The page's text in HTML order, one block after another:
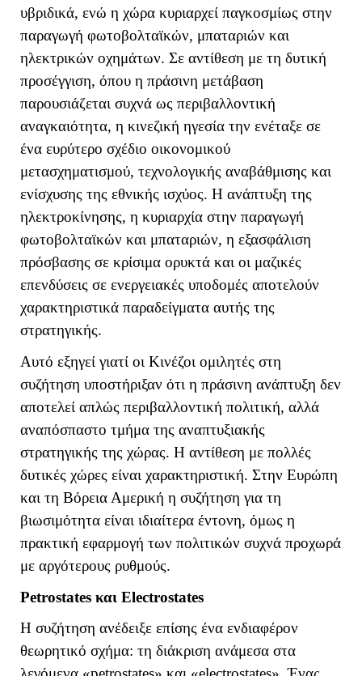
υβριδικά, ενώ η χώρα κυριαρχεί παγκοσμίως στην
παραγωγή φωτοβολταϊκών, μπαταριών και
ηλεκτρικών οχημάτων. Σε αντίθεση με τη δυτική
προσέγγιση, όπου η πράσινη μετάβαση
παρουσιάζεται συχνά ως περιβαλλοντική
αναγκαιότητα, η κινεζική ηγεσία την ενέταξε σε
ένα ευρύτερο σχέδιο οικονομικού
μετασχηματισμού, τεχνολογικής αναβάθμισης και
ενίσχυσης της εθνικής ισχύος. Η ανάπτυξη της
ηλεκτροκίνησης, η κυριαρχία στην παραγωγή
φωτοβολταϊκών και μπαταριών, η εξασφάλιση
πρόσβασης σε κρίσιμα ορυκτά και οι μαζικές
επενδύσεις σε ενεργειακές υποδομές αποτελούν
χαρακτηριστικά παραδείγματα αυτής της
στρατηγικής.
Αυτό εξηγεί γιατί οι Κινέζοι ομιλητές στη
συζήτηση υποστήριξαν ότι η πράσινη ανάπτυξη δεν
αποτελεί απλώς περιβαλλοντική πολιτική, αλλά
αναπόσπαστο τμήμα της αναπτυξιακής
στρατηγικής της χώρας. Η αντίθεση με πολλές
δυτικές χώρες είναι χαρακτηριστική. Στην Ευρώπη
και τη Βόρεια Αμερική η συζήτηση για τη
βιωσιμότητα είναι ιδιαίτερα έντονη, όμως η
πρακτική εφαρμογή των πολιτικών συχνά προχωρά
με αργότερους ρυθμούς.
Petrostates και Electrostates
Η συζήτηση ανέδειξε επίσης ένα ενδιαφέρον
θεωρητικό σχήμα: τη διάκριση ανάμεσα στα